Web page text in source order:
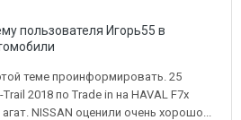
пользователя Игорь55 в
теме проинформировать. 25
2018 по Trade in на HAVAL F7x
NISSAN оценили очень хорошо...